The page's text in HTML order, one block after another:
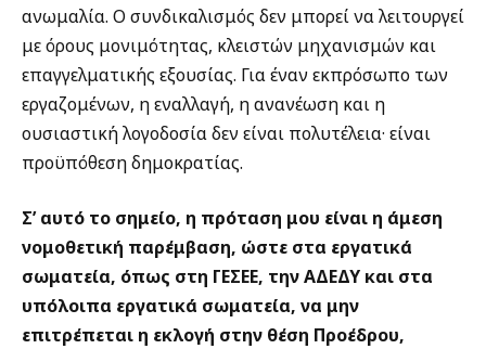
ανωμαλία. Ο συνδικαλισμός δεν μπορεί να λειτουργεί
με όρους μονιμότητας, κλειστών μηχανισμών και
επαγγελματικής εξουσίας. Για έναν εκπρόσωπο των
εργαζομένων, η εναλλαγή, η ανανέωση και η
ουσιαστική λογοδοσία δεν είναι πολυτέλεια· είναι
προϋπόθεση δημοκρατίας.
Σ’ αυτό το σημείο, η πρόταση μου είναι η άμεση
νομοθετική παρέμβαση, ώστε στα εργατικά
σωματεία, όπως στη ΓΕΣΕΕ, την ΑΔΕΔΥ και στα
υπόλοιπα εργατικά σωματεία, να μην
επιτρέπεται η εκλογή στην θέση Προέδρου,